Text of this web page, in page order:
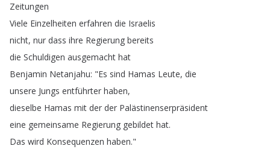
Zeitungen
Viele Einzelheiten erfahren die Israelis
nicht, nur dass ihre Regierung bereits
die Schuldigen ausgemacht hat
Benjamin Netanjahu: "Es sind Hamas Leute, die
unsere Jungs entführter haben,
dieselbe Hamas mit der der Palästinenserpräsident
eine gemeinsame Regierung gebildet hat.
Das wird Konsequenzen haben."